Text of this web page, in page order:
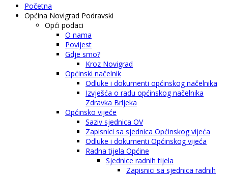
Početna
Općina Novigrad Podravski
Opći podaci
O nama
Povijest
Gdje smo?
Kroz Novigrad
Općinski načelnik
Odluke i dokumenti općinskog načelnika
Izvješća o radu općinskog načelnika
Zdravka Brljeka
Općinsko vijeće
Saziv sjednica OV
Zapisnici sa sjednica Općinskog vijeća
Odluke i dokumenti Općinskog vijeća
Radna tijela Općine
Sjednice radnih tijela
Zapisnici sa sjednica radnih